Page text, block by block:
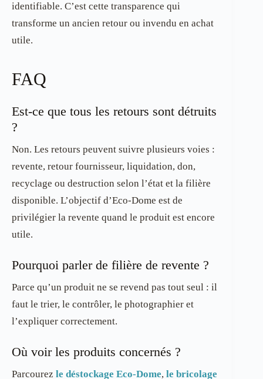
identifiable. C’est cette transparence qui
transforme un ancien retour ou invendu en achat
utile.
FAQ
Est-ce que tous les retours sont détruits
?
Non. Les retours peuvent suivre plusieurs voies :
revente, retour fournisseur, liquidation, don,
recyclage ou destruction selon l’état et la filière
disponible. L’objectif d’Eco-Dome est de
privilégier la revente quand le produit est encore
utile.
Pourquoi parler de filière de revente ?
Parce qu’un produit ne se revend pas tout seul : il
faut le trier, le contrôler, le photographier et
l’expliquer correctement.
Où voir les produits concernés ?
Parcourez le déstockage Eco-Dome, le bricolage